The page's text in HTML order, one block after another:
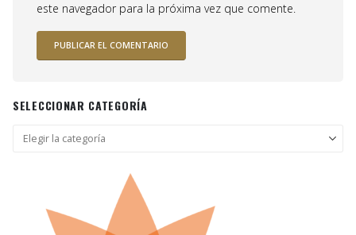
este navegador para la próxima vez que comente.
SELECCIONAR CATEGORÍA
Seleccionar
categoría